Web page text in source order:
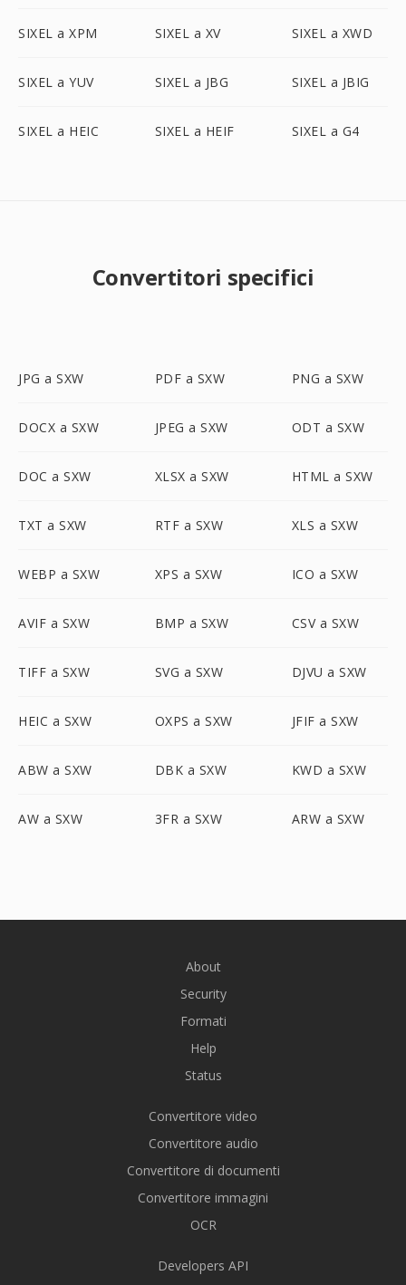
SIXEL a XPM SIXEL a XV SIXEL a XWD
SIXEL a YUV SIXEL a JBG SIXEL a JBIG
SIXEL a HEIC SIXEL a HEIF SIXEL a G4
Convertitori specifici
JPG a SXW PDF a SXW PNG a SXW
DOCX a SXW JPEG a SXW ODT a SXW
DOC a SXW XLSX a SXW HTML a SXW
TXT a SXW RTF a SXW XLS a SXW
WEBP a SXW XPS a SXW ICO a SXW
AVIF a SXW BMP a SXW CSV a SXW
TIFF a SXW SVG a SXW DJVU a SXW
HEIC a SXW OXPS a SXW JFIF a SXW
ABW a SXW DBK a SXW KWD a SXW
AW a SXW 3FR a SXW ARW a SXW
About
Security
Formati
Help
Status
Convertitore video
Convertitore audio
Convertitore di documenti
Convertitore immagini
OCR
Developers API